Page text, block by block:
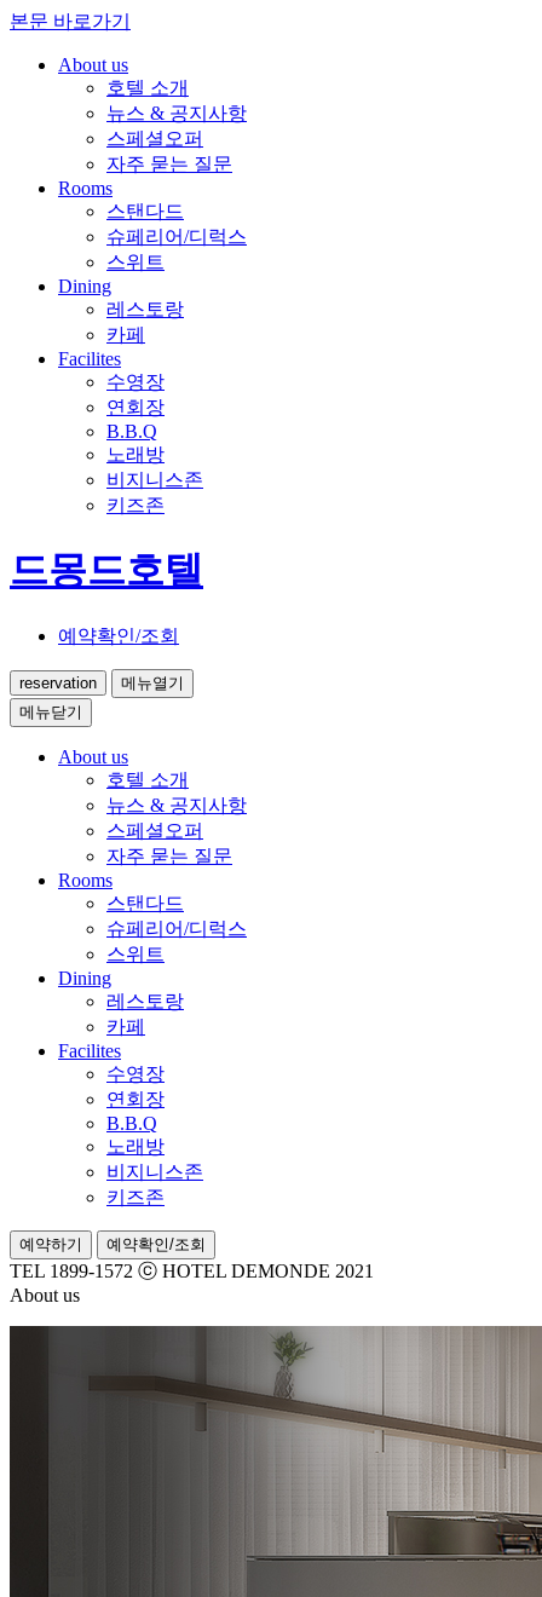
본문 바로가기
About us
호텔 소개
뉴스 & 공지사항
스페셜오퍼
자주 묻는 질문
Rooms
스탠다드
슈페리어/디럭스
스위트
Dining
레스토랑
카페
Facilites
수영장
연회장
B.B.Q
노래방
비지니스존
키즈존
드몽드호텔
예약확인/조회
reservation
메뉴열기
메뉴닫기
About us
호텔 소개
뉴스 & 공지사항
스페셜오퍼
자주 묻는 질문
Rooms
스탠다드
슈페리어/디럭스
스위트
Dining
레스토랑
카페
Facilites
수영장
연회장
B.B.Q
노래방
비지니스존
키즈존
예약하기 예약확인/조회
TEL 1899-1572 ⓒ HOTEL DEMONDE 2021
About us